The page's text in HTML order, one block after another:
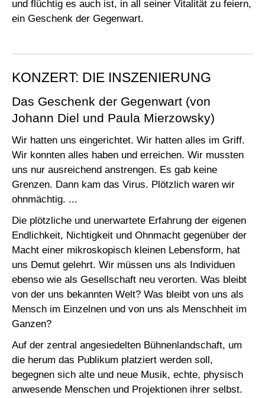
und flüchtig es auch ist, in all seiner Vitalität zu feiern,
ein Geschenk der Gegenwart.
KONZERT: DIE INSZENIERUNG
Das Geschenk der Gegenwart (von
Johann Diel und Paula Mierzowsky)
Wir hatten uns eingerichtet. Wir hatten alles im Griff.
Wir konnten alles haben und erreichen. Wir mussten
uns nur ausreichend anstrengen. Es gab keine
Grenzen. Dann kam das Virus. Plötzlich waren wir
ohnmächtig. ...
Die plötzliche und unerwartete Erfahrung der eigenen
Endlichkeit, Nichtigkeit und Ohnmacht gegenüber der
Macht einer mikroskopisch kleinen Lebensform, hat
uns Demut gelehrt. Wir müssen uns als Individuen
ebenso wie als Gesellschaft neu verorten. Was bleibt
von der uns bekannten Welt? Was bleibt von uns als
Mensch im Einzelnen und von uns als Menschheit im
Ganzen?
Auf der zentral angesiedelten Bühnenlandschaft, um
die herum das Publikum platziert werden soll,
begegnen sich alte und neue Musik, echte, physisch
anwesende Menschen und Projektionen ihrer selbst.